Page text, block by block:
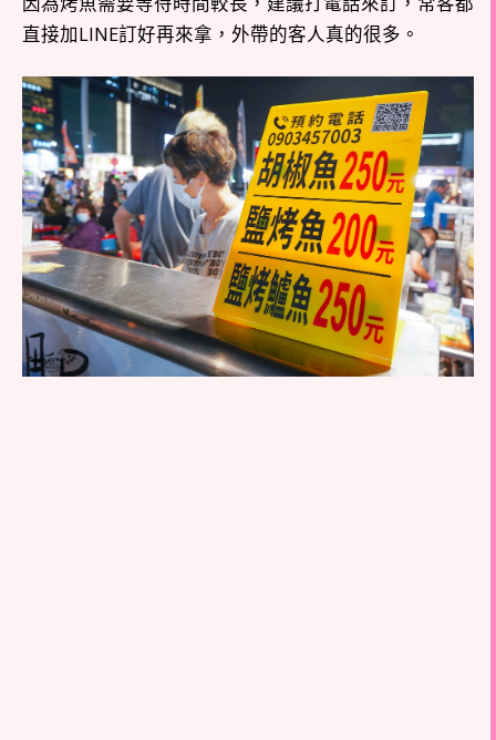
直接加LINE訂好再來拿，外帶的客人真的很多。